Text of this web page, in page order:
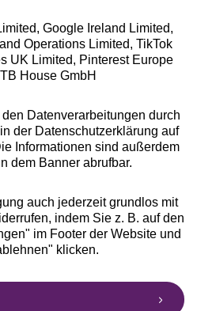
Bonitätsprüfung
Google Ireland Limited,
Operations Limited, TikTok
UK Limited, Pinterest Europe
House GmbH
Datenverarbeitungen durch
der Datenschutzerklärung auf
Informationen sind außerdem
dem Banner abrufbar.
auch jederzeit grundlos mit
indem Sie z. B. auf den
im Footer der Website und
klicken.